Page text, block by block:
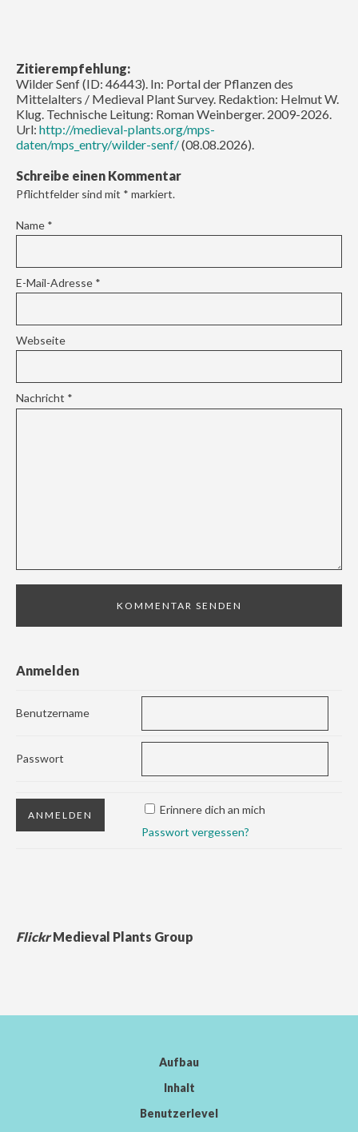
Zitierempfehlung:
Wilder Senf (ID: 46443). In: Portal der Pflanzen des
Mittelalters / Medieval Plant Survey. Redaktion: Helmut W.
Klug. Technische Leitung: Roman Weinberger. 2009-2026.
Url: http://medieval-plants.org/mps-
daten/mps_entry/wilder-senf/(08.08.2026).
Schreibe einen Kommentar
Pflichtfelder sind mit * markiert.
Name *
E-Mail-Adresse *
Webseite
Nachricht *
Anmelden
Benutzername
Passwort
Erinnere dich an mich
Passwort vergessen?
FlickrMedieval Plants Group
Aufbau
Inhalt
Benutzerlevel